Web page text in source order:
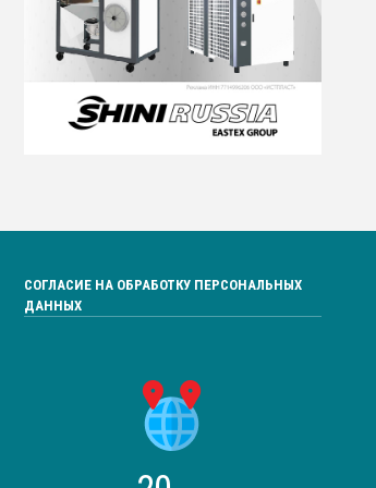
СОГЛАСИЕ НА ОБРАБОТКУ ПЕРСОНАЛЬНЫХ
ДАННЫХ